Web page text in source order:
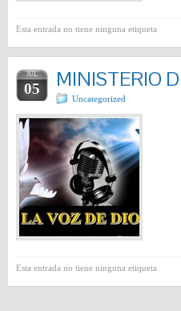
Esta entrada no tiene ninguna etiqueta
JUL
05 MINISTERIO
Uncategorized
Esta entrada no tiene ninguna etiqueta